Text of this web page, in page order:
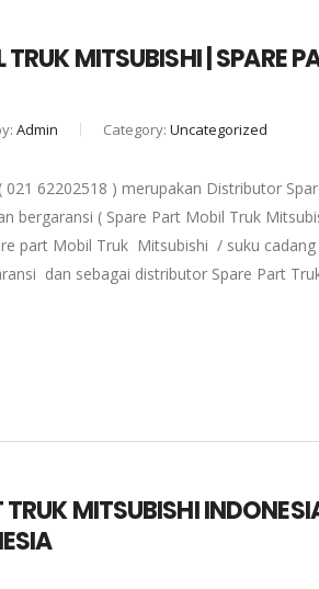
TRUK MITSUBISHI | SPARE
Admin Category: Uncategorized
021 62202518 ) merupakan Distributor
bergaransi ( Spare Part Mobil Truk
part Mobil Truk Mitsubishi / suku
dan sebagai distributor Spare Part
TRUK MITSUBISHI